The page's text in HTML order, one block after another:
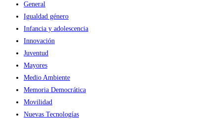
General
Igualdad género
Infancia y adolescencia
Innovación
Juventud
Mayores
Medio Ambiente
Memoria Democrática
Movilidad
Nuevas Tecnologías